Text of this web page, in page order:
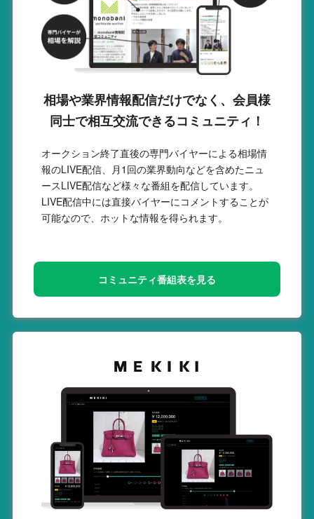
相場や業界情報配信だけでなく、会員様
同士で相互交流できるコミュニティ！
オークション終了直後の専門バイヤーによる相場情
報のLIVE配信、月1回の業界動向などを含めたニュ
ースLIVE配信など様々な番組を配信しています。
LIVE配信中には直接バイヤーにコメントすることが
可能なので、ホットな情報を得られます。
コミュニティ番組表を見る